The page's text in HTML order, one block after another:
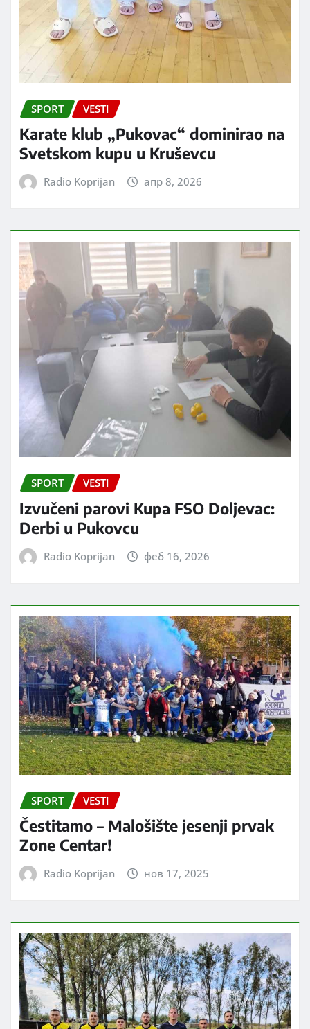
SPORT VESTI
Karate klub „Pukovac“ dominirao na
Svetskom kupu u Kruševcu
Radio Koprijan апр 8, 2026
SPORT VESTI
Izvučeni parovi Kupa FSO Doljevac:
Derbi u Pukovcu
Radio Koprijan феб 16, 2026
SPORT VESTI
Čestitamo – Malošište jesenji prvak
Zone Centar!
Radio Koprijan нов 17, 2025